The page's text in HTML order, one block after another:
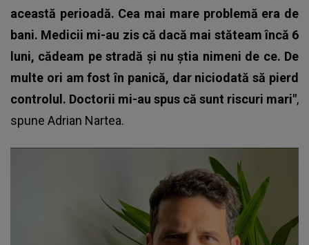
această perioadă. Cea mai mare problemă era de
bani. Medicii mi-au zis că dacă mai stăteam încă 6
luni, cădeam pe stradă și nu știa nimeni de ce. De
multe ori am fost în panică, dar niciodată să pierd
controlul. Doctorii mi-au spus că sunt riscuri mari",
spune Adrian Nartea.